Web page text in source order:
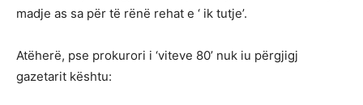
madje as sa për të rënë rehat e ‘ ik tutje’.
Atëherë, pse prokurori i ‘viteve 80’ nuk iu përgjigj
gazetarit kështu: